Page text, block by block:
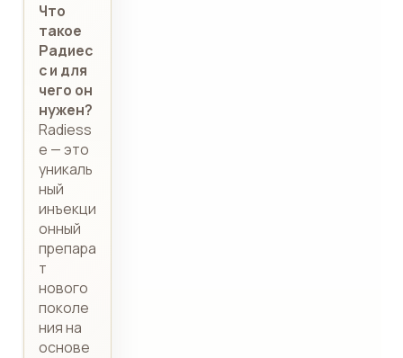
Что
такое
Радиес
с и для
чего он
нужен?
Radiess
e — это
уникаль
ный
инъекци
онный
препара
т
нового
поколе
ния на
основе